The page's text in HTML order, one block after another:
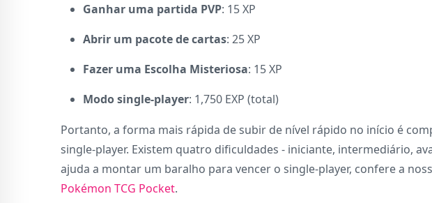
Ganhar uma partida PVP: 15 XP
Abrir um pacote de cartas: 25 XP
Fazer uma Escolha Misteriosa: 15 XP
Modo single-player: 1,750 EXP (total)
Portanto, a forma mais rápida de subir de nível rápido no início é
single-player. Existem quatro dificuldades - iniciante, intermediário,
ajuda a montar um baralho para vencer o single-player, confere a
Pokémon TCG Pocket.